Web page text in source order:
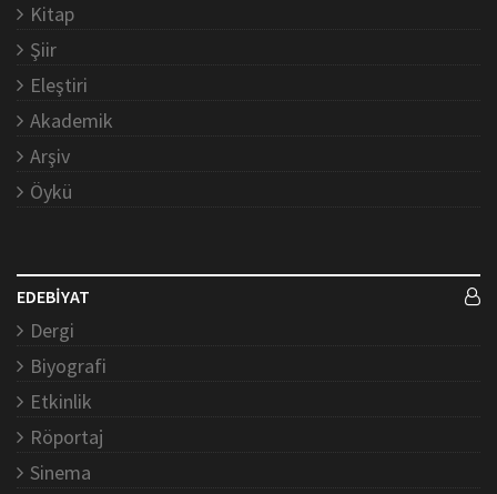
Kitap
Şiir
Eleştiri
Akademik
Arşiv
Öykü
EDEBİYAT
Dergi
Biyografi
Etkinlik
Röportaj
Sinema